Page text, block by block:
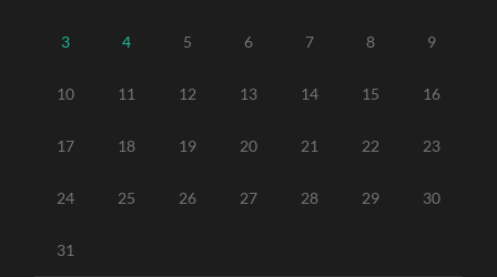
3 4 5 6 7 8 9
10 11 12 13 14 15 16
17 18 19 20 21 22 23
24 25 26 27 28 29 30
31